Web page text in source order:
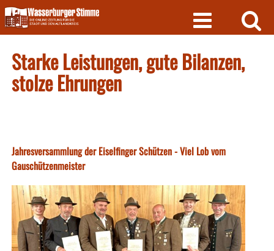
Skip
to
content
Starke Leistungen, gute Bilanzen,
stolze Ehrungen
Jahresversammlung der Eiselfinger Schützen - Viel Lob vom
Gauschützenmeister